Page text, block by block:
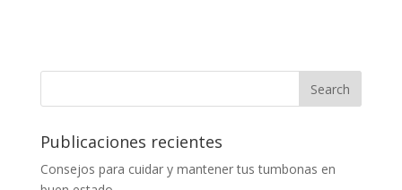
Publicaciones recientes
Consejos para cuidar y mantener tus tumbonas en